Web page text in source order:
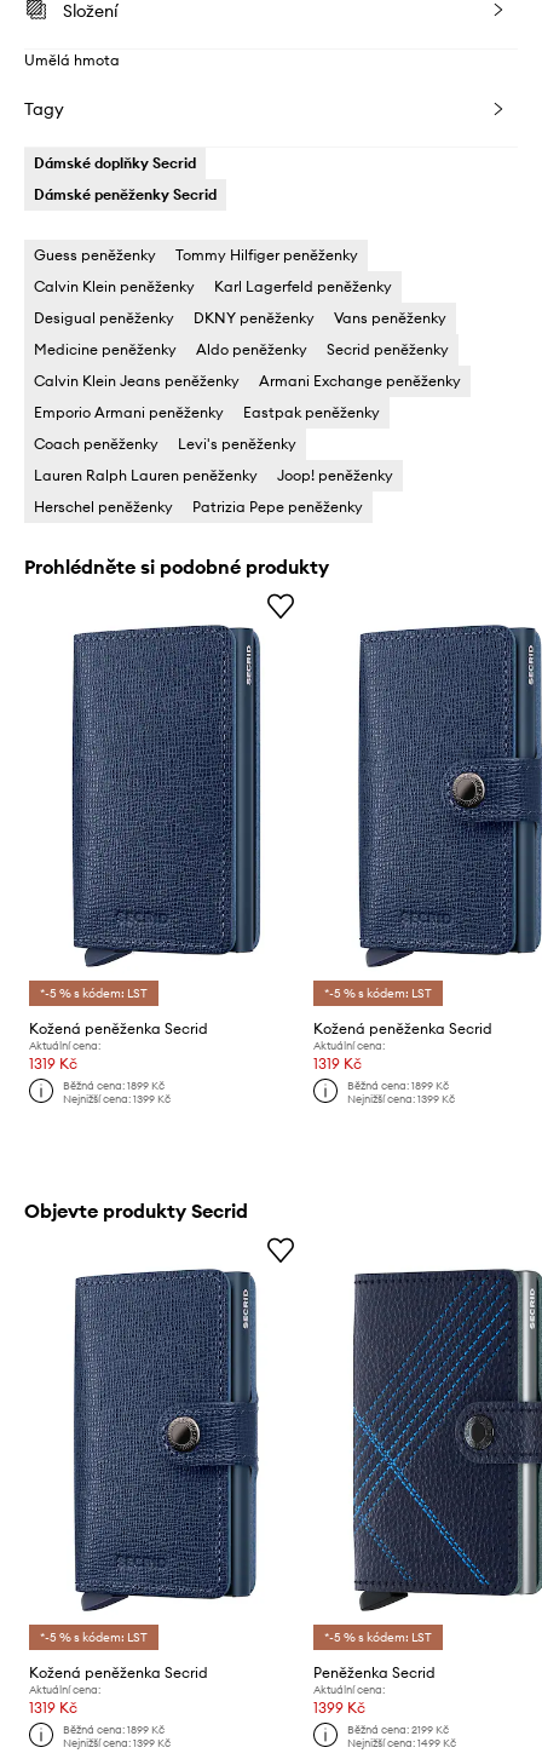
Složení
Umělá hmota
Tagy
Dámské doplňky Secrid
Dámské peněženky Secrid
Guess peněženky
Tommy Hilfiger peněženky
Calvin Klein peněženky
Karl Lagerfeld peněženky
Desigual peněženky
DKNY peněženky
Vans peněženky
Medicine peněženky
Aldo peněženky
Secrid peněženky
Calvin Klein Jeans peněženky
Armani Exchange peněženky
Emporio Armani peněženky
Eastpak peněženky
Coach peněženky
Levi's peněženky
Lauren Ralph Lauren peněženky
Joop! peněženky
Herschel peněženky
Patrizia Pepe peněženky
Prohlédněte si podobné produkty
*-5 % s kódem: LST
Kožená peněženka Secrid
Aktuální cena:
1319 Kč
Běžná cena:1899 Kč
Nejnižší cena:1399 Kč
*-5 % s kódem: LST
Kožená peněženka Secrid
Aktuální cena:
1319 Kč
Běžná cena: 1899 Kč
Nejnižší cena: 1399 Kč
Objevte produkty Secrid
*-5 % s kódem: LST
Kožená peněženka Secrid
Aktuální cena:
1319 Kč
Běžná cena:1899 Kč
Nejnižší cena:1399 Kč
*-5 % s kódem: LST
Peněženka Secrid
Aktuální cena:
1399 Kč
Běžná cena: 2199 Kč
Nejnižší cena: 1499 Kč